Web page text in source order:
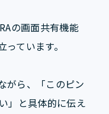
の画面共有機能
ています。
がら、「このピン
」と具体的に伝え